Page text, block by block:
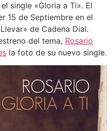
single «Gloria a Ti». El
15 de Septiembre en el
de Cadena Dial.
del tema, Rosario
la foto de su nuevo single.